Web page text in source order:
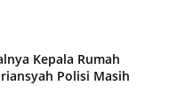
Kepala Rumah
Polisi Masih